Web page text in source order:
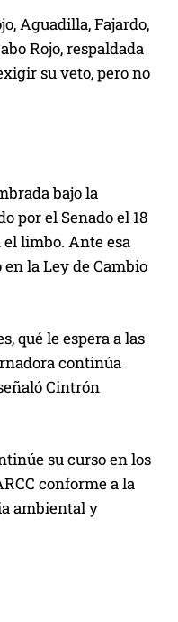
Aguadilla, Fajardo,
Rojo, respaldada
su veto, pero no
bajo la
por el Senado el 18
limbo. Ante esa
la Ley de Cambio
qué le espera a las
continúa
Cintrón
su curso en los
conforme a la
ambiental y